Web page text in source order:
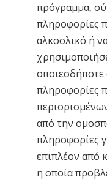
πρόγραμμα,
πληροφορίες
αλκοολικό ή
οποιεσδήποτε
πληροφορίες
από την
πληροφορίες
επιπλέον από
η οποία